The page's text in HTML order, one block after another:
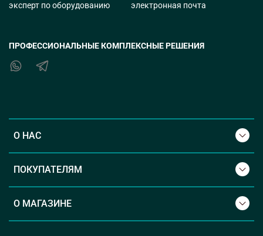
О НАС
ПОКУПАТЕЛЯМ
О МАГАЗИНЕ
эксперт по оборудованию электронная почта
ПРОФЕССИОНАЛЬНЫЕ КОМПЛЕКСНЫЕ РЕШЕНИЯ